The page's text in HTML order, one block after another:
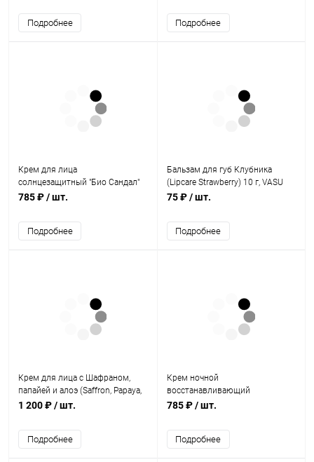
Подробнее Подробнее
Крем для лица
солнцезащитный "Био Сандал"
50 г, Biotique
785 ₽/ шт.
Подробнее
Бальзам для губ Клубника
(Lipcare Strawberry) 10 г, VASU
75 ₽/ шт.
Подробнее
Крем для лица с Шафраном,
папайей и алоэ (Saffron, Papaya,
Aloe) 50 г, l'Air Fraise
1 200 ₽/ шт.
Подробнее
Крем ночной
восстанавливающий
питательный "Био Пшеница" 50
785 ₽/ шт.
Подробнее